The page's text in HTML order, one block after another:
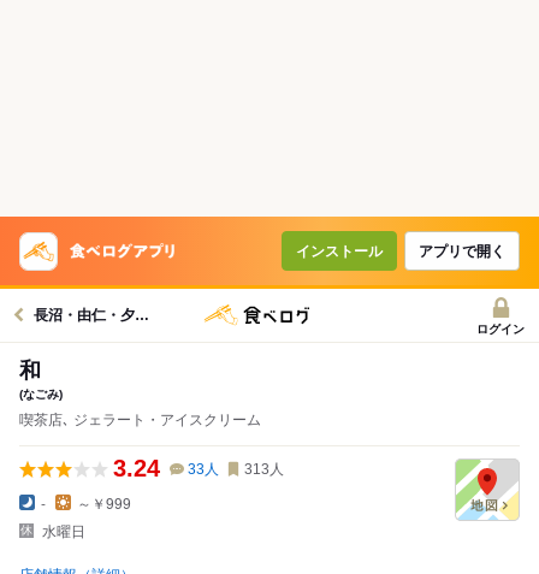
インストール アプリで開く
長沼・由仁・夕張グルメへ
ログイン
和
(なごみ)
喫茶店､ ジェラート・アイスクリーム
3.24 33人 313 人
-
～￥999
水曜日